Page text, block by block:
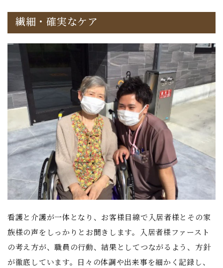
繊細・確実なケア
看護と介護が一体となり、お客様目線で入居者様とその家
族様の声をしっかりとお聞きします。入居者様ファースト
の考え方が、職員の行動、結果としてつながるよう、方針
が徹底しています。日々の体調や出来事を細かく記録し、